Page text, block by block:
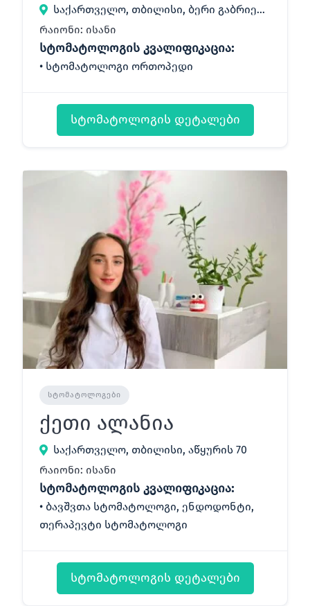
საქართველო, თბილისი, ბერი გაბრიელ სალოსის გამზირი 33
რაიონი: ისანი
სტომატოლოგის კვალიფიკაცია:
სტომატოლოგი ორთოპედი
სტომატოლოგის დეტალები
ᲡᲢᲝᲛᲐᲢᲝᲚᲝᲒᲔᲑᲘ
ქეთი ალანია
საქართველო, თბილისი, აწყურის 70
რაიონი: ისანი
სტომატოლოგის კვალიფიკაცია:
ბავშვთა სტომატოლოგი, ენდოდონტი,
თერაპევტი სტომატოლოგი
სტომატოლოგის დეტალები